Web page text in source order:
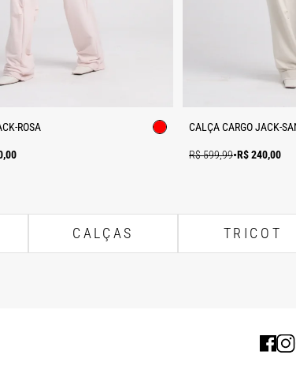
ROSA CALÇA CARGO JACK-
R$ 599,99•R$ 240,00
CALÇAS TRICOT